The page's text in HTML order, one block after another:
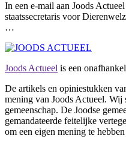
In een e-mail aan Joods
staatssecretaris voor
…
Joods Actueel is een
De artikels en opiniestukken
mening van Joods Actueel. Wij
gemeenschap. De Joodse
gemandateerde feitelijke
om een eigen mening te